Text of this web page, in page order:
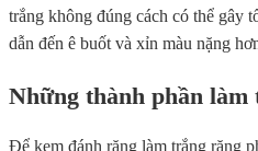
trắng không đúng cách có thể gây
dẫn đến ê buốt và xỉn màu nặng
Những thành phần làm
Để kem đánh răng làm trắng răng